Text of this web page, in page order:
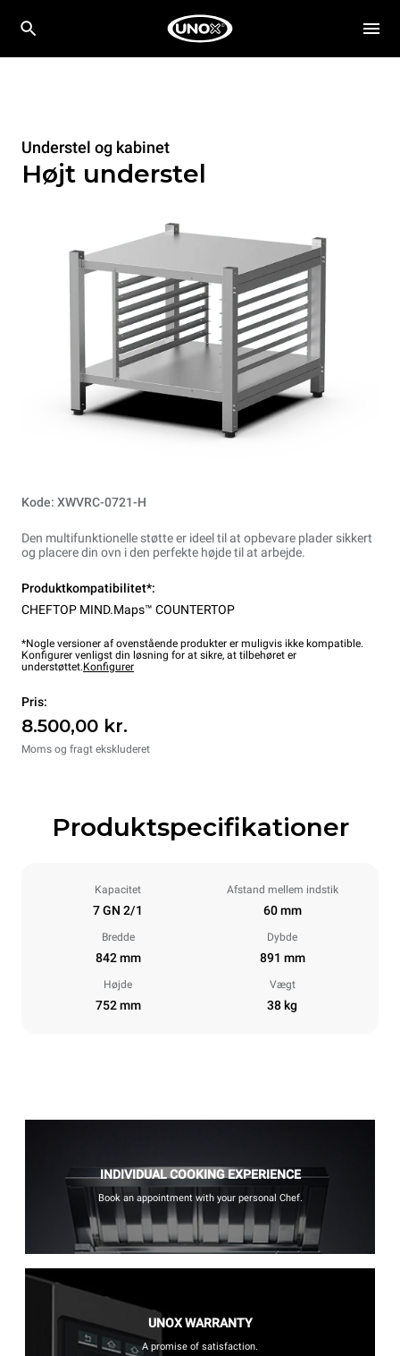
Understel og kabinet
Højt understel
Kode: XWVRC-0721-H
Den multifunktionelle støtte er ideel til at opbevare plader sikkert
og placere din ovn i den perfekte højde til at arbejde.
Produktkompatibilitet*:
CHEFTOP MIND.Maps™ COUNTERTOP
*Nogle versioner af ovenstående produkter er muligvis ikke kompatible.
Konfigurer venligst din løsning for at sikre, at tilbehøret er
understøttet.Konfigurer
Pris:
8.500,00 kr.
Moms og fragt ekskluderet
Produktspecifikationer
Kapacitet
7 GN 2/1
Afstand mellem indstik
60 mm
Bredde
842 mm
Dybde
891 mm
Højde
752 mm
Vægt
38 kg
INDIVIDUAL COOKING EXPERIENCE
Book an appointment with your personal Chef.
UNOX WARRANTY
A promise of satisfaction.